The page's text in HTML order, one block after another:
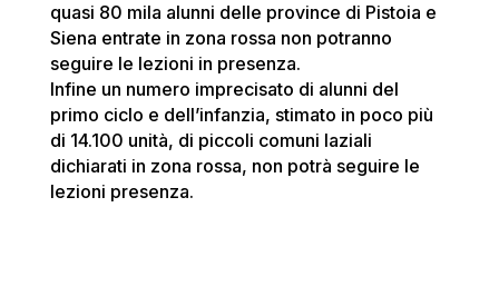
quasi 80 mila alunni delle province di Pistoia e
Siena entrate in zona rossa non potranno
seguire le lezioni in presenza.
Infine un numero imprecisato di alunni del
primo ciclo e dell’infanzia, stimato in poco più
di 14.100 unità, di piccoli comuni laziali
dichiarati in zona rossa, non potrà seguire le
lezioni presenza.